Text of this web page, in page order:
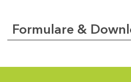
Formulare &